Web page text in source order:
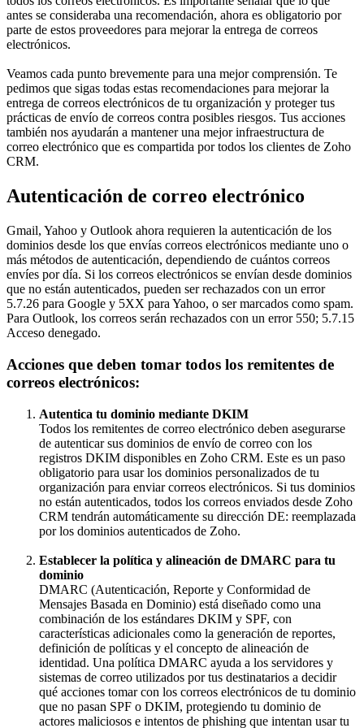
antes se consideraba una recomendación, ahora es obligatorio por
parte de estos proveedores para mejorar la entrega de correos
electrónicos.
Veamos cada punto brevemente para una mejor comprensión. Te
pedimos que sigas todas estas recomendaciones para mejorar la
entrega de correos electrónicos de tu organización y proteger tus
prácticas de envío de correos contra posibles riesgos. Tus acciones
también nos ayudarán a mantener una mejor infraestructura de
correo electrónico que es compartida por todos los clientes de Zoho
CRM.
Autenticación de correo electrónico
Gmail, Yahoo y Outlook ahora requieren la autenticación de los
dominios desde los que envías correos electrónicos mediante uno o
más métodos de autenticación, dependiendo de cuántos correos
envíes por día. Si los correos electrónicos se envían desde dominios
que no están autenticados, pueden ser rechazados con un error
5.7.26 para Google y 5XX para Yahoo, o ser marcados como spam.
Para Outlook, los correos serán rechazados con un error 550; 5.7.15
Acceso denegado.
Acciones que deben tomar todos los remitentes de
correos electrónicos:
Autentica tu dominio mediante DKIM
Todos los remitentes de correo electrónico deben asegurarse
de autenticar sus dominios de envío de correo con los
registros DKIM disponibles en Zoho CRM. Este es un paso
obligatorio para usar los dominios personalizados de tu
organización para enviar correos electrónicos. Si tus dominios
no están autenticados, todos los correos enviados desde Zoho
CRM tendrán automáticamente su dirección DE: reemplazada
por los dominios autenticados de Zoho.
Establecer la política y alineación de DMARC para tu
dominio
DMARC (Autenticación, Reporte y Conformidad de
Mensajes Basada en Dominio) está diseñado como una
combinación de los estándares DKIM y SPF, con
características adicionales como la generación de reportes,
definición de políticas y el concepto de alineación de
identidad. Una política DMARC ayuda a los servidores y
sistemas de correo utilizados por tus destinatarios a decidir
qué acciones tomar con los correos electrónicos de tu dominio
que no pasan SPF o DKIM, protegiendo tu dominio de
actores maliciosos e intentos de phishing que intentan usar tu